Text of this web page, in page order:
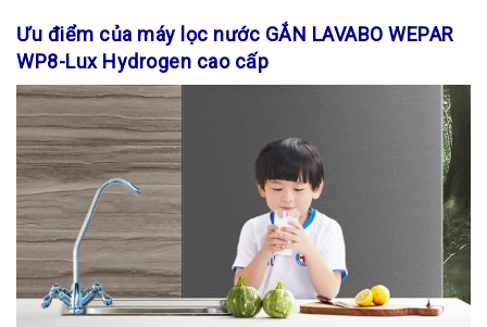
Ưu điểm của máy lọc nước GẮN LAVABO WEPAR
WP8-Lux Hydrogen cao cấp